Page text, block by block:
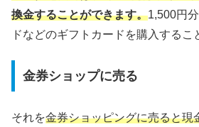
換金することができます。1,500円
ドなどのギフトカードを購入するこ
金券ショップに売る
それを金券ショッピングに売ると現